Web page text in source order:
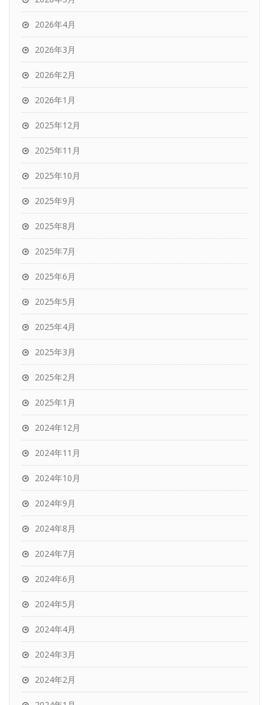
2026年4月
2026年3月
2026年2月
2026年1月
2025年12月
2025年11月
2025年10月
2025年9月
2025年8月
2025年7月
2025年6月
2025年5月
2025年4月
2025年3月
2025年2月
2025年1月
2024年12月
2024年11月
2024年10月
2024年9月
2024年8月
2024年7月
2024年6月
2024年5月
2024年4月
2024年3月
2024年2月